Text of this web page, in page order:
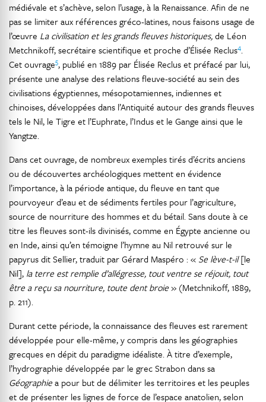
médiévale et s’achève, selon l’usage, à la Renaissance. Afin de ne
pas se limiter aux références gréco-latines, nous faisons usage de
l’œuvre La civilisation et les grands fleuves historiques,de Léon
Metchnikoff, secrétaire scientifique et proche d’Élisée Reclus4.
Cet ouvrage5, publié en 1889 par Élisée Reclus et préfacé par lui,
présente une analyse des relations fleuve-société au sein des
civilisations égyptiennes, mésopotamiennes, indiennes et
chinoises, développées dans l’Antiquité autour des grands fleuves
tels le Nil, le Tigre et l’Euphrate, l’Indus et le Gange ainsi que le
Yangtze.
Dans cet ouvrage, de nombreux exemples tirés d’écrits anciens
ou de découvertes archéologiques mettent en évidence
l’importance, à la période antique, du fleuve en tant que
pourvoyeur d’eau et de sédiments fertiles pour l’agriculture,
source de nourriture des hommes et du bétail. Sans doute à ce
titre les fleuves sont-ils divinisés, comme en Égypte ancienne ou
en Inde, ainsi qu’en témoigne l’hymne au Nil retrouvé sur le
papyrus dit Sellier, traduit par Gérard Maspéro : « Se lève-t-il[le
Nil], la terre est remplie d’allégresse, tout ventre se réjouit, tout
être a reçu sa nourriture, toute dent broie» (Metchnikoff, 1889,
p. 211).
Durant cette période, la connaissance des fleuves est rarement
développée pour elle-même, y compris dans les géographies
grecques en dépit du paradigme idéaliste. À titre d’exemple,
l’hydrographie développée par le grec Strabon dans sa
Géographiea pour but de délimiter les territoires et les peuples
et de présenter les lignes de force de l’espace anatolien, selon